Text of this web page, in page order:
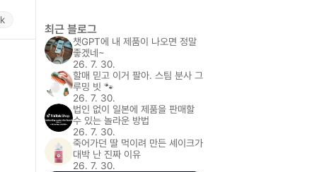
최근 블로그
챗GPT에 내 제품이 나오면 정말
좋겠네~
26. 7. 30.
할매 믿고 이거 팔아. 스팀 분사 그
루밍 빗 🐾
26. 7. 30.
법인 없이 일본에 제품을 판매할
수 있는 놀라운 방법
26. 7. 30.
죽어가던 딸 먹이려 만든 셰이크가
대박 난 진짜 이유
26. 7. 30.